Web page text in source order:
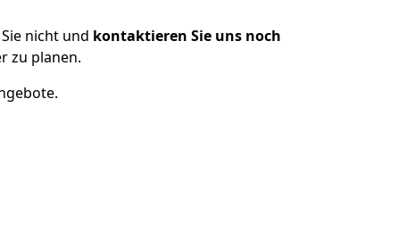
nicht und kontaktieren Sie uns noch
zu planen.